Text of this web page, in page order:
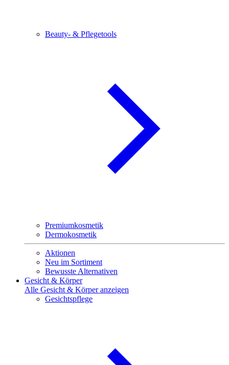
Beauty- & Pflegetools
Premiumkosmetik
Dermokosmetik
Aktionen
Neu im Sortiment
Bewusste Alternativen
Gesicht & Körper
Alle Gesicht & Körper anzeigen
Gesichtspflege